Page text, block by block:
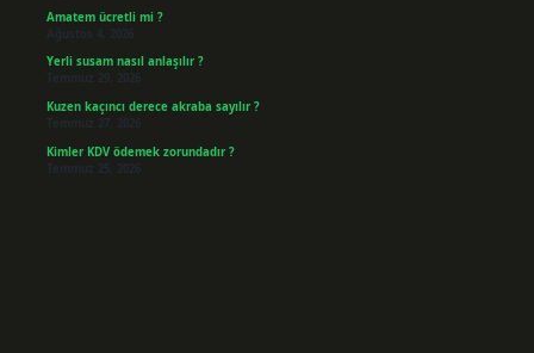
Amatem ücretli mi ?
Ağustos 4, 2026
Yerli susam nasıl anlaşılır ?
Temmuz 29, 2026
Kuzen kaçıncı derece akraba sayılır ?
Temmuz 27, 2026
Kimler KDV ödemek zorundadır ?
Temmuz 25, 2026